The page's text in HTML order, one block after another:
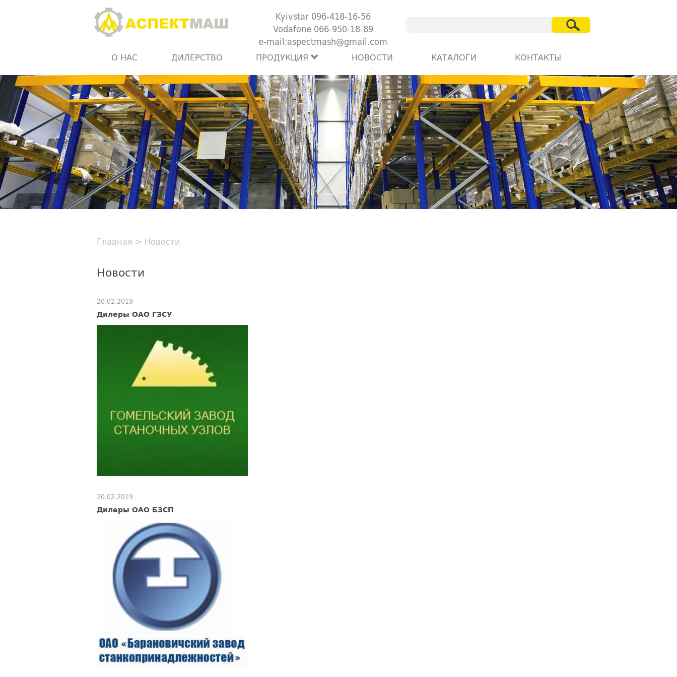
Kyivstar 096-418-16-56
Vodafone 066-950-18-89
e-mail:aspectmash@gmail.com
О НАС ДИЛЕРСТВО ПРОДУКЦИЯ НОВОСТИ КАТАЛОГИ КОНТАКТЫ
Главная > Новости
Новости
20.02.2019
Дилеры ОАО ГЗСУ
20.02.2019
Дилеры ОАО БЗСП